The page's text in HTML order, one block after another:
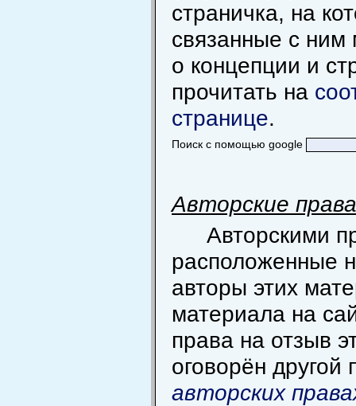
страничка, на
связанные с
о концепции и
прочитать на
странице.
Поиск с помощью google
Авторские права
Авторскими
расположенные
авторы этих
материала на
права на отзыв
оговорён другой
авторских